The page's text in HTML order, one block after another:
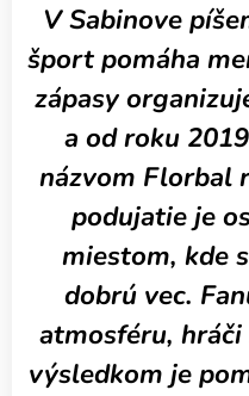
V Sabinove
šport pomáha
zápasy
a od roku
názvom Florbal
podujatie je
miestom, kde
dobrú vec.
atmosféru,
výsledkom je